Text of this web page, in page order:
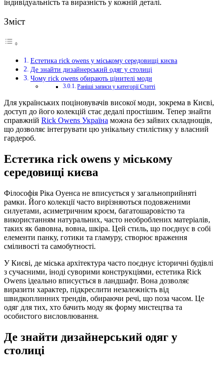
індивідуальність та виразність у кожній деталі.
Зміст
Естетика rick owens у міському середовищі києва
Де знайти дизайнерський одяг у столиці
Чому rick owens обирають цінителі моди
Раніші записи у категорії Статті
Для українських поціновувачів високої моди, зокрема в Києві,
доступ до його колекцій стає дедалі простішим. Тепер знайти
справжній Rick Owens Україна можна без зайвих складнощів,
що дозволяє інтегрувати цю унікальну стилістику у власний
гардероб.
Естетика rick owens у міському
середовищі києва
Філософія Ріка Оуенса не вписується у загальноприйняті
рамки. Його колекції часто вирізняються подовженими
силуетами, асиметричним кроєм, багатошаровістю та
використанням натуральних, часто необроблених матеріалів,
таких як бавовна, вовна, шкіра. Цей стиль, що поєднує в собі
елементи панку, готики та гламуру, створює враження
сміливості та самобутності.
У Києві, де міська архітектура часто поєднує історичні будівлі
з сучасними, іноді суворими конструкціями, естетика Rick
Owens ідеально вписується в ландшафт. Вона дозволяє
виразити характер, підкреслити незалежність від
швидкоплинних трендів, обираючи речі, що поза часом. Це
одяг для тих, хто бачить моду як форму мистецтва та
особистого висловлювання.
Де знайти дизайнерський одяг у
столиці